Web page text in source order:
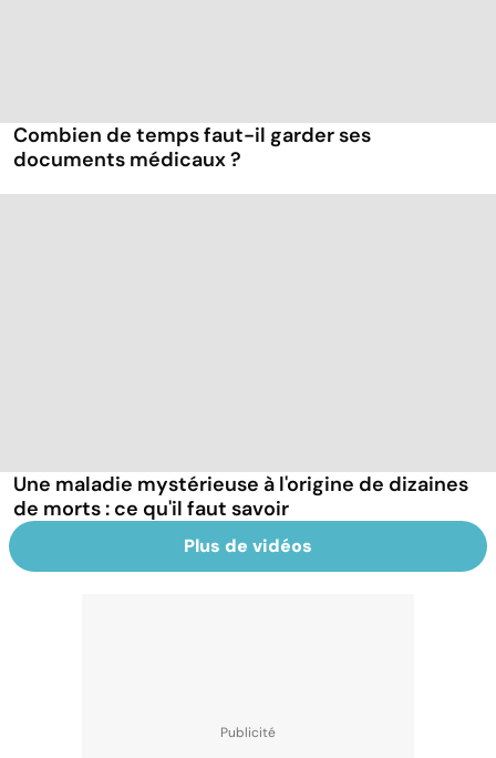
Combien de temps faut-il garder ses
documents médicaux ?
Une maladie mystérieuse à l'origine de dizaines
de morts : ce qu'il faut savoir
Plus de vidéos